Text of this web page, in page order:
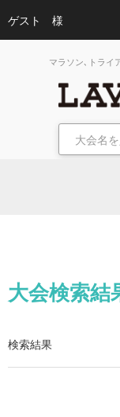
ゲスト 様
マラソン､トライ
大会検索結
検索結果